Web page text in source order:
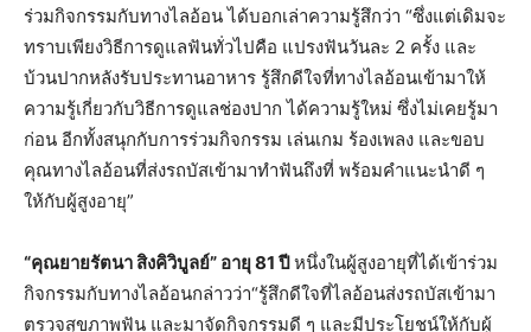
ร่วมกิจกรรมกับทางไลอ้อน ได้บอกเล่าความรู้สึกว่า “ซึ่งแต่เดิมจะ
ทราบเพียงวิธีการดูแลฟันทั่วไปคือ แปรงฟันวันละ 2 ครั้ง และ
บ้วนปากหลังรับประทานอาหาร รู้สึกดีใจที่ทางไลอ้อนเข้ามาให้
ความรู้เกี่ยวกับวิธีการดูแลช่องปาก ได้ความรู้ใหม่ ซึ่งไม่เคยรู้มา
ก่อน อีกทั้งสนุกกับการร่วมกิจกรรม เล่นเกม ร้องเพลง และขอบ
คุณทางไลอ้อนที่ส่งรถบัสเข้ามาทำฟันถึงที่ พร้อมคำแนะนำดี ๆ
ให้กับผู้สูงอายุ”
“คุณยายรัตนา สิงคิวิบูลย์” อายุ 81 ปี หนึ่งในผู้สูงอายุที่ได้เข้าร่วม
กิจกรรมกับทางไลอ้อนกล่าวว่า“รู้สึกดีใจที่ไลอ้อนส่งรถบัสเข้ามา
ตรวจสุขภาพฟัน และมาจัดกิจกรรมดี ๆ และมีประโยชน์ให้กับผู้